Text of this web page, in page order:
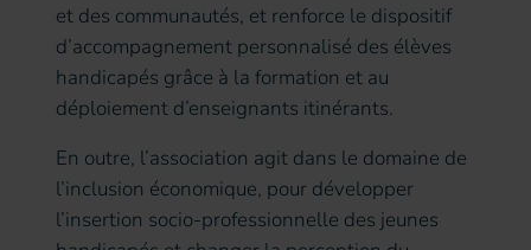
et des communautés, et renforce le dispositif
d’accompagnement personnalisé des élèves
handicapés grâce à la formation et au
déploiement d’enseignants itinérants.
En outre, l’association agit dans le domaine de
l’inclusion économique, pour développer
l’insertion socio-professionnelle des jeunes